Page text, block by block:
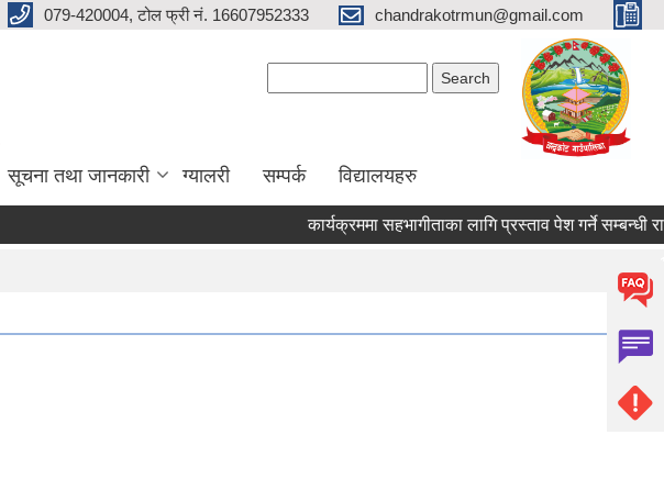
079-420004, टोल फ्री नं. 16607952333 chandrakotrmun@gmail.com
सूचना तथा जानकारी ग्यालरी सम्पर्क विद्यालयहरु
कार्यक्रममा सहभागीताका लागि प्रस्ताव पेश गर्ने सम्बन्धी